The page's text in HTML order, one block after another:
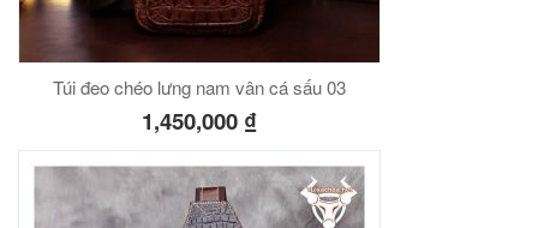
Túi đeo chéo lưng nam vân cá sấu 03
1,450,000 ₫